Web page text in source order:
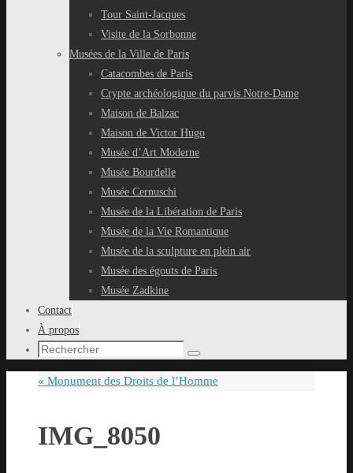
Tour Saint-Jacques
Visite de la Sorbonne
Musées de la Ville de Paris
Catacombes de Paris
Crypte archéologique du parvis Notre-Dame
Maison de Balzac
Maison de Victor Hugo
Musée d’Art Moderne
Musée Bourdelle
Musée Cernuschi
Musée de la Libération de Paris
Musée de la Vie Romantique
Musée de la sculpture en plein air
Musée des égouts de Paris
Musée Zadkine
Contact
À propos
Recherche
:
Rechercher
« Monument des Droits de l’Homme
IMG_8050